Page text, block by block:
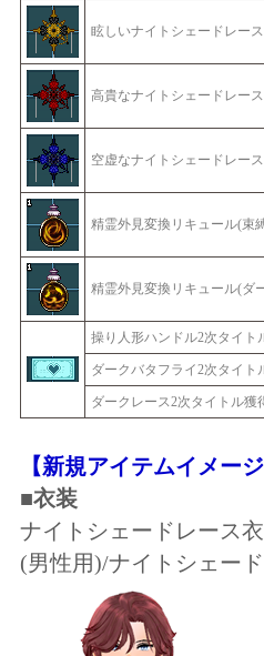
眩しいナイトシェードレー
高貴なナイトシェードレー
空虚なナイトシェードレー
精霊外見変換リキュール(束
精霊外見変換リキュール(ダ
操り人形ハンドル2次タイト
ダークバタフライ2次タイト
ダークレース2次タイトル獲
【新規アイテムイメー
■衣装
ナイトシェードレース
(男性用)/ナイトシェー